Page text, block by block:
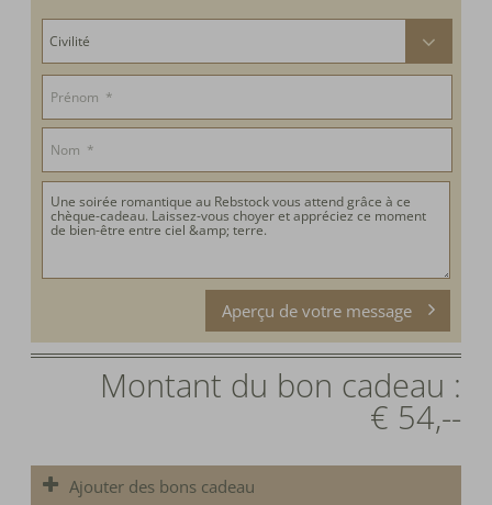
Aperçu de votre message
Montant du bon cadeau :
€ 54,--
Ajouter des bons cadeau